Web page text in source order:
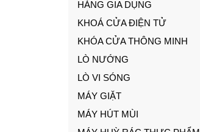
HÀNG GIA DỤNG
KHOÁ CỬA ĐIỆN TỬ
KHÓA CỬA THÔNG MINH
LÒ NƯỚNG
LÒ VI SÓNG
MÁY GIẶT
MÁY HÚT MÙI